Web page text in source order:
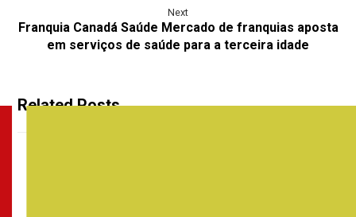
Next
Franquia Canadá Saúde Mercado de franquias aposta
em serviços de saúde para a terceira idade
Related Posts ...